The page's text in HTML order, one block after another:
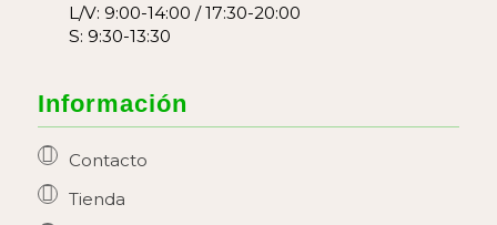
L/V: 9:00-14:00 / 17:30-20:00
S: 9:30-13:30
Información
Contacto
Tienda